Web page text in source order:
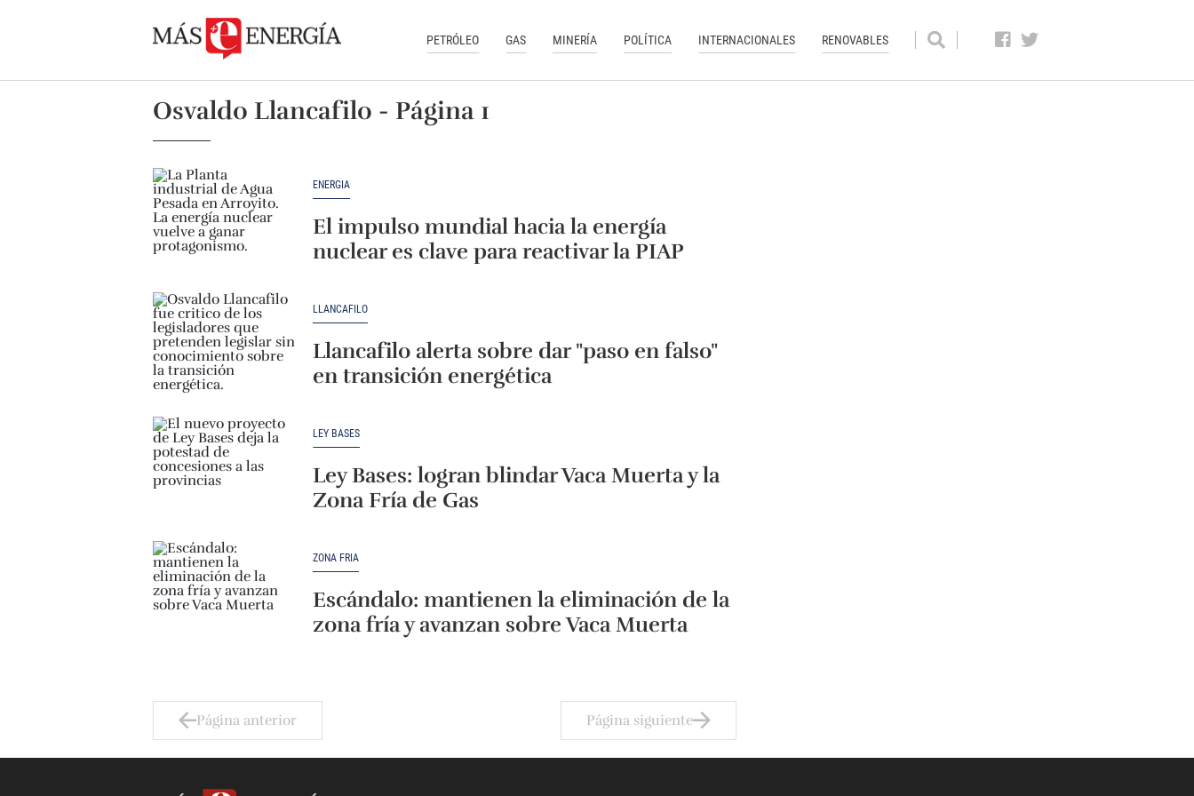
PETRÓLEO GAS MINERÍA POLÍTICA INTERNACIONALES RENOVABLES
Osvaldo Llancafilo - Página 1
ENERGÍA
El impulso mundial hacia la energía
nuclear es clave para reactivar la PIAP
LLANCAFILO
Llancafilo alerta sobre dar "paso en falso"
en transición energética
LEY BASES
Ley Bases: logran blindar Vaca Muerta y la
Zona Fría de Gas
ZONA FRÍA
Escándalo: mantienen la eliminación de la
zona fría y avanzan sobre Vaca Muerta
Página anterior Página siguiente